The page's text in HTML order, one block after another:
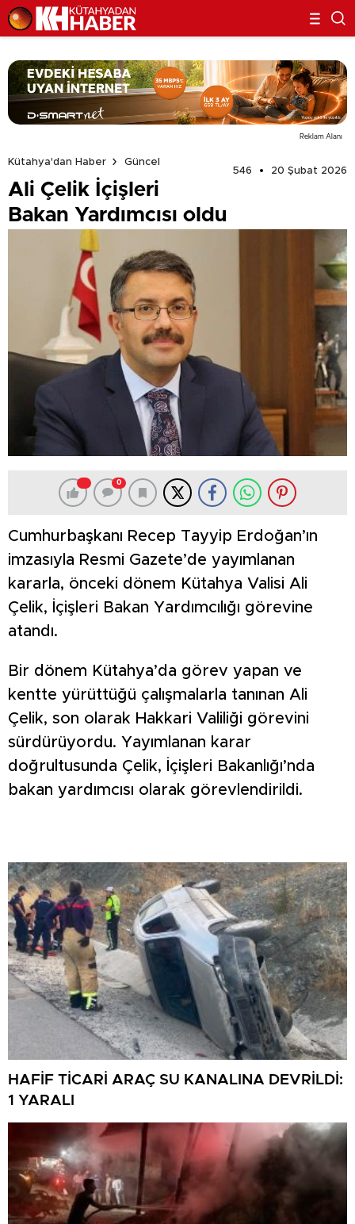
Reklam Alanı
Kütahya'dan Haber
Güncel
546
20 Şubat 2026
Ali Çelik İçişleri
Bakan Yardımcısı oldu
0
Cumhurbaşkanı Recep Tayyip Erdoğan’ın
imzasıyla Resmi Gazete’de yayımlanan
kararla, önceki dönem Kütahya Valisi Ali
Çelik, İçişleri Bakan Yardımcılığı görevine
atandı.
Bir dönem Kütahya’da görev yapan ve
kentte yürüttüğü çalışmalarla tanınan Ali
Çelik, son olarak Hakkari Valiliği görevini
sürdürüyordu. Yayımlanan karar
doğrultusunda Çelik, İçişleri Bakanlığı’nda
bakan yardımcısı olarak görevlendirildi.
HAFİF TİCARİ ARAÇ SU KANALINA DEVRİLDİ:
1 YARALI